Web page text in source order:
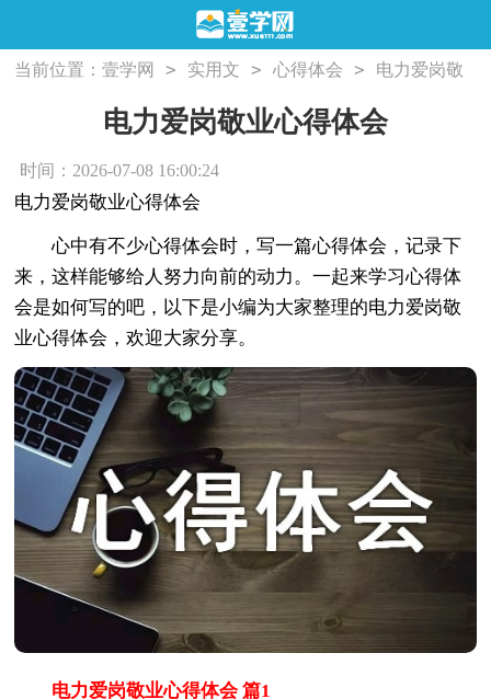
当前位置：壹学网 > 实用文 > 心得体会 >
电力爱岗敬
电力爱岗敬业心得体会
时间：2026-07-08 16:00:24
电力爱岗敬业心得体会
心中有不少心得体会时，写一篇心得体会，记录下
来，这样能够给人努力向前的动力。一起来学习心得体
会是如何写的吧，以下是小编为大家整理的电力爱岗敬
业心得体会，欢迎大家分享。
电力爱岗敬业心得体会 篇1